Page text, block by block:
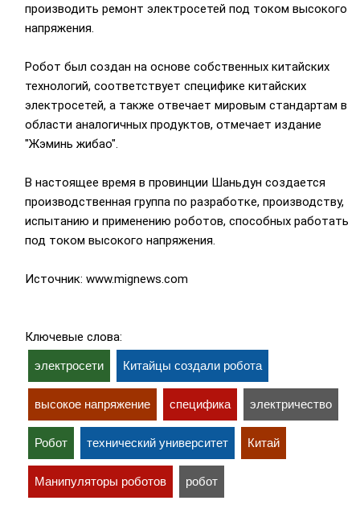
производить ремонт электросетей под током высокого
напряжения.
Робот был создан на основе собственных китайских
технологий, соответствует специфике китайских
электросетей, а также отвечает мировым стандартам в
области аналогичных продуктов, отмечает издание
"Жэминь жибао".
В настоящее время в провинции Шаньдун создается
производственная группа по разработке, производству,
испытанию и применению роботов, способных работать
под током высокого напряжения.
Источник: www.mignews.com
Ключевые слова:
электросети Китайцы создали робота
высокое напряжение специфика электричество
Робот технический университет Китай
Манипуляторы роботов робот